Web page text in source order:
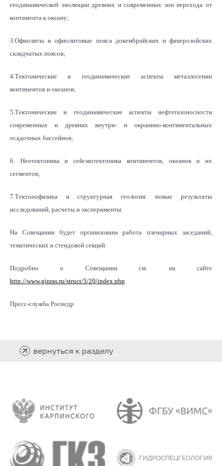
геодинамической эволюции древних и современных зон перехода от
континента к океану;
3.Офиолиты и офиолитовые пояса докембрийских и фанерозойских
складчатых поясов;
4.Тектонические и геодинамические аспекты металлогении
континентов и океанов;
5.Тектонические и геодинамические аспекты нефтегазоносности
современных и древних внутри- и окраинно-континентальных
осадочных бассейнов;
6. Неотектоника и сейсмотектоника континентов, океанов и их
сегментов;
7.Тектонофизика и структурная геология: новые результаты
исследований, расчеты и эксперименты
На Совещании будет организована работа пленарных заседаний,
тематических и стендовой секций.
Подробно о Совещании см. на сайте
http://www.ginras.ru/struct/5/20/index.php
Пресс-служба Роснедр
вернуться к разделу